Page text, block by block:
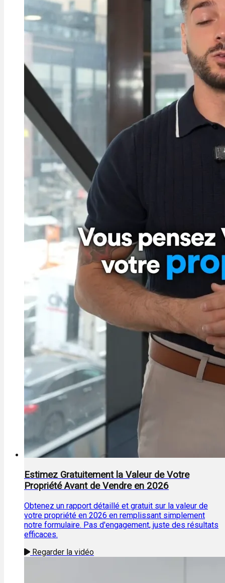
Estimez Gratuitement la Valeur de Votre
Propriété Avant de Vendre en 2026
Obtenez un rapport détaillé et gratuit sur la valeur de
votre propriété en 2026 en remplissant simplement
notre formulaire. Pas d'engagement, juste des résultats
efficaces.
Regarder la vidéo